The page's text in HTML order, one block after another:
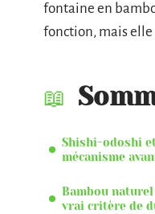
fontaine en
fonction, mais elle
Shishi-odoshi
mécanisme
Bambou
vrai critère de